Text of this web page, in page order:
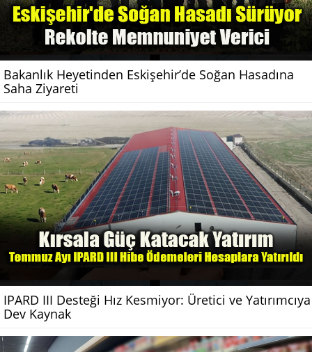
Bakanlık Heyetinden Eskişehir’de Soğan Hasadına
Saha Ziyareti
IPARD III Desteği Hız Kesmiyor: Üretici ve Yatırımcıya
Dev Kaynak